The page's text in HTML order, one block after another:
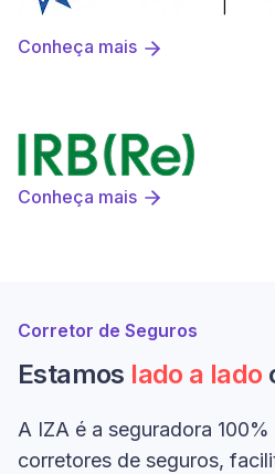
Conheça mais
Conheça mais
Corretor de Seguros
Estamos lado a lado
A IZA é a seguradora
corretores de seguros,